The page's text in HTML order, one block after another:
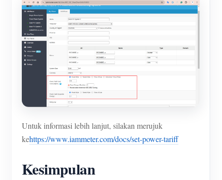
Untuk informasi lebih lanjut, silakan merujuk
kehttps://www.iammeter.com/docs/set-power-tariff
Kesimpulan